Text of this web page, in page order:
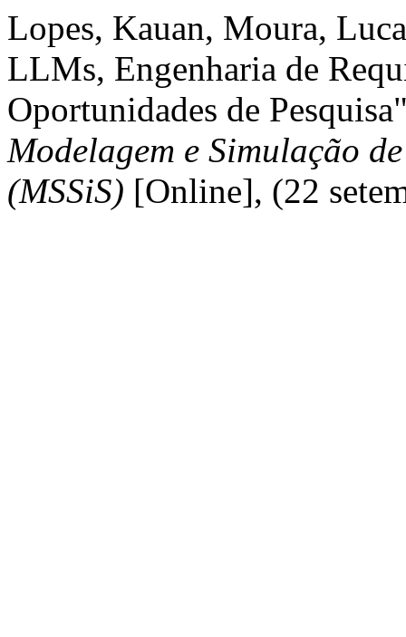
Lopes, Kauan, Moura,
LLMs, Engenharia de
Oportunidades de
Modelagem e Simulação
(MSSiS) [Online], (22